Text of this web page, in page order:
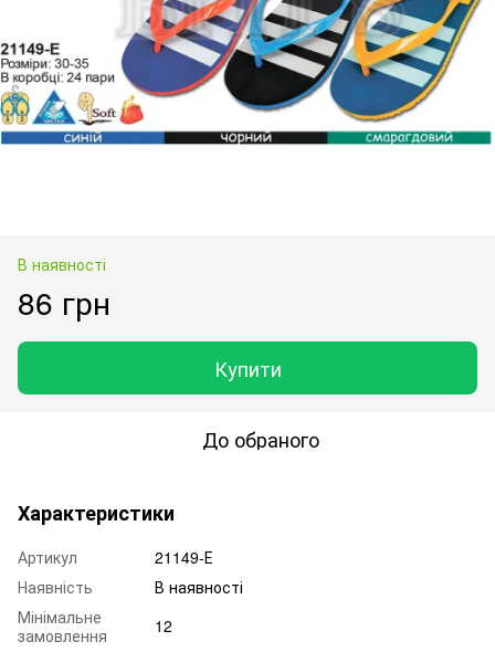
В наявності
86 грн
Купити
До обраного
Характеристики
Артикул
21149-Е
Наявність
В наявності
Мінімальне
замовлення
12